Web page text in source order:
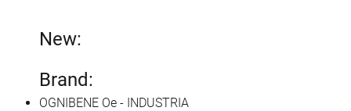
New:
Brand:
OGNIBENE Oe - INDUSTRIA